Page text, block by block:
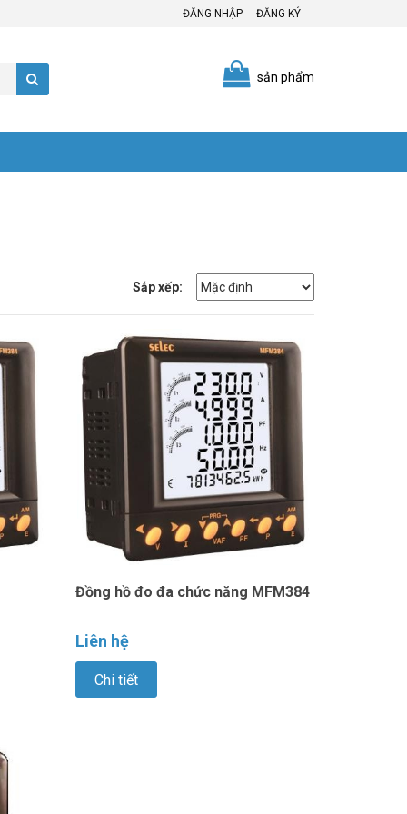
ĐĂNG NHẬP ĐĂNG KÝ
sản phẩm
Sắp xếp:
Đồng hồ đo đa chức năng MFM384
Liên hệ
Chi tiết